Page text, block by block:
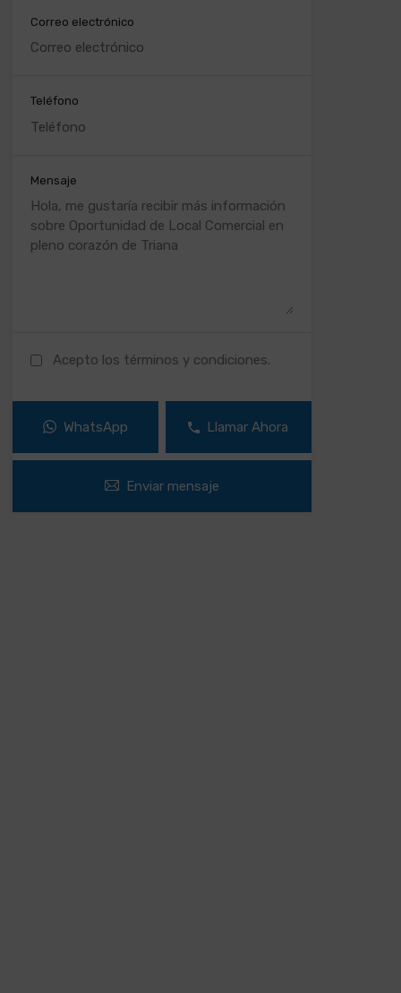
Correo electrónico
Teléfono
Mensaje
Acepto los términos y condiciones.
WhatsApp Llamar Ahora
Enviar mensaje